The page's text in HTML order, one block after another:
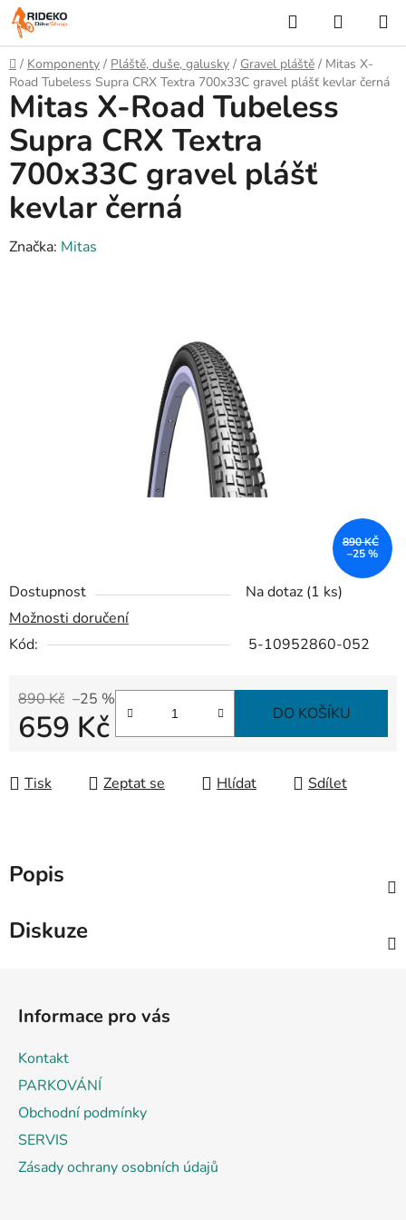
Přejít
na
obsah
Hledat
KOŠÍK
Domů
/ Komponenty / Pláště, duše, galusky / Gravel pláště / Mitas X-
Road Tubeless Supra CRX Textra 700x33C gravel plášť kevlar černá
Dostupnost Na dotaz (1 ks)
Možnosti doručení
Kód:
5-10952860-052
890 Kč –25 %
659 Kč DO KOŠÍKU
Tisk Zeptat se Hlídat Sdílet
Mitas X-Road Tubeless
Supra CRX Textra
700x33C gravel plášť
kevlar černá
Značka: Mitas
890 KČ
–25 %
Popis
Diskuze
Informace pro vás
Kontakt
PARKOVÁNÍ
Obchodní podmínky
SERVIS
Zásady ochrany osobních údajů